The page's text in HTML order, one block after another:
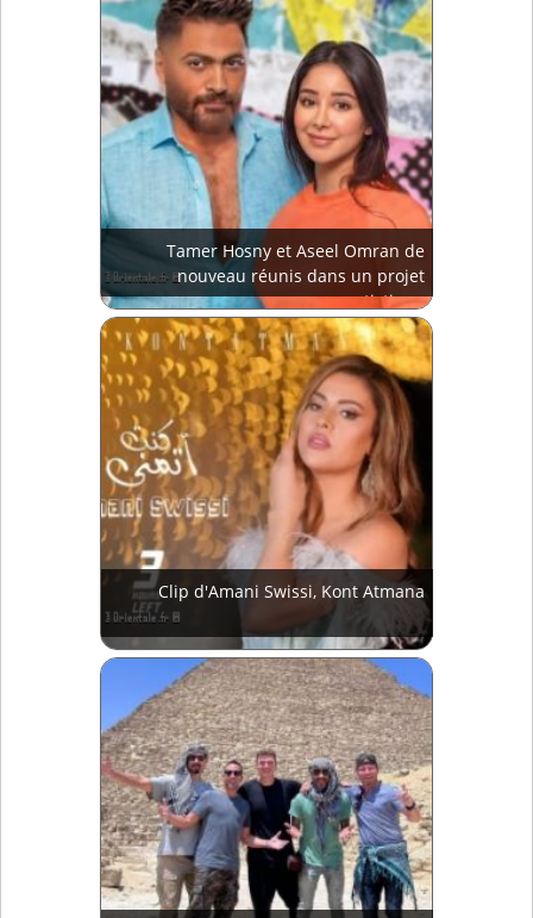
Tamer Hosny et Aseel Omran de
nouveau réunis dans un projet
artistique
Clip d'Amani Swissi, Kont Atmana